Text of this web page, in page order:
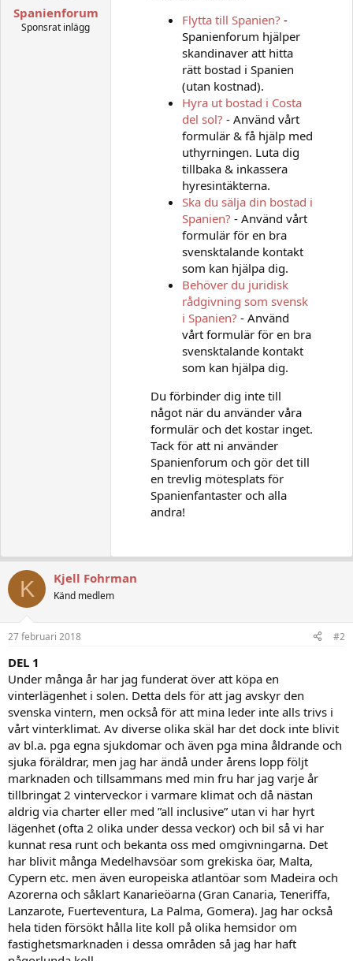
:Spanienforum
Sponsrat inlägg
Flytta till Spanien? -
Spanienforum hjälper
skandinaver att hitta
rätt bostad i Spanien
(utan kostnad).
Hyra ut bostad i Costa
del sol? - Använd vårt
formulär & få hjälp med
uthyrningen. Luta dig
tillbaka & inkassera
hyresintäkterna.
Ska du sälja din bostad i
Spanien? - Använd vårt
formulär för en bra
svensktalande kontakt
som kan hjälpa dig.
Behöver du juridisk
rådgivning som svensk
i Spanien? - Använd
vårt formulär för en bra
svensktalande kontakt
som kan hjälpa dig.
Du förbinder dig inte till
något när du använder våra
formulär och det kostar inget.
Tack för att ni använder
Spanienforum och gör det till
en trevlig mötesplats för
Spanienfantaster och alla
andra!
K Kjell Fohrman
Känd medlem
27 februari 2018 #2
DEL 1
Under många år har jag funderat över att köpa en
vinterlägenhet i solen. Detta dels för att jag avskyr den
svenska vintern, men också för att mina leder inte alls trivs i
vårt vinterklimat. Av diverse olika skäl har det dock inte blivit
av bl.a. pga egna sjukdomar och även pga mina åldrande och
sjuka föräldrar, men jag har ändå under årens lopp följt
marknaden och tillsammans med min fru har jag varje år
tillbringat 2 vinterveckor i varmare klimat och då nästan
aldrig via charter eller med ”all inclusive” utan vi har hyrt
lägenhet (ofta 2 olika under dessa veckor) och bil så vi har
kunnat resa runt och bekanta oss med omgivningarna. Det
har blivit många Medelhavsöar som grekiska öar, Malta,
Cypern etc. men även europeiska atlantöar som Madeira och
Azorerna och såklart Kanarieöarna (Gran Canaria, Teneriffa,
Lanzarote, Fuerteventura, La Palma, Gomera). Jag har också
hela tiden försökt hålla lite koll på olika hemsidor om
fastighetsmarknaden i dessa områden så jag har haft